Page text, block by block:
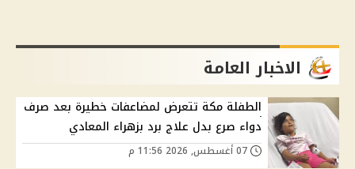
الاخبار العامة
الطفلة مكة تتعرض لمضاعفات خطيرة بعد صرف
دواء صرع بدل علاج برد بزهراء المعادي